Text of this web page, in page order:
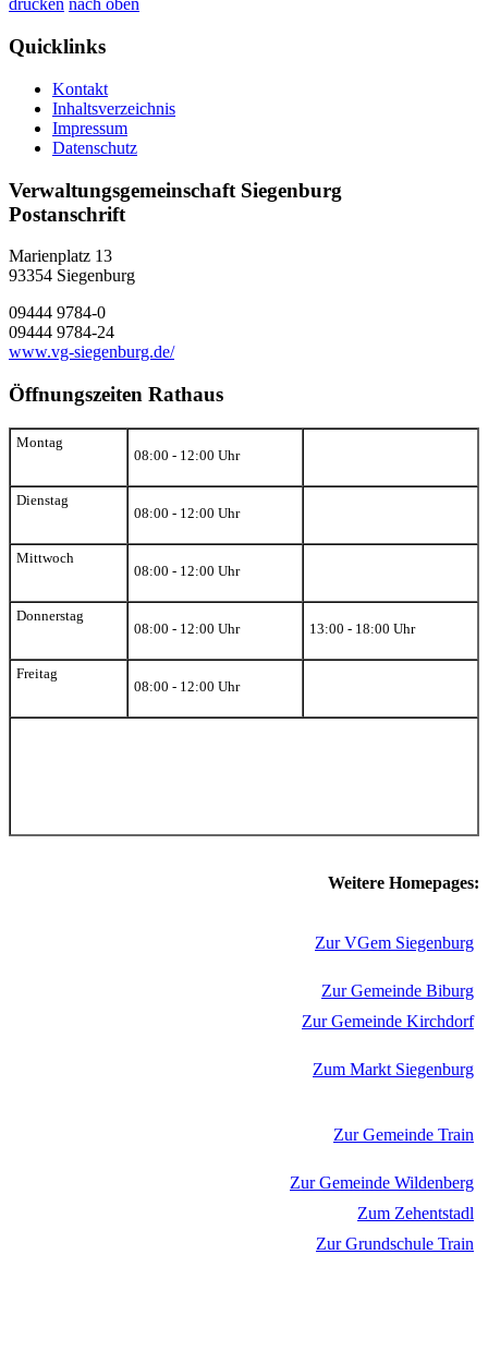
drucken nach oben
Quicklinks
Kontakt
Inhaltsverzeichnis
Impressum
Datenschutz
Verwaltungsgemeinschaft Siegenburg
Postanschrift
Marienplatz 13
93354 Siegenburg
09444 9784-0
09444 9784-24
www.vg-siegenburg.de/
Öffnungszeiten Rathaus
Montag
08:00 - 12:00 Uhr
Dienstag
08:00 - 12:00 Uhr
Mittwoch
08:00 - 12:00 Uhr
Donnerstag
08:00 - 12:00 Uhr
13:00 - 18:00 Uhr
Freitag
08:00 - 12:00 Uhr
Weitere Homepages:
Zur VGem Siegenburg
Zur Gemeinde Biburg
Zur Gemeinde Kirchdorf
Zum Markt Siegenburg
Zur Gemeinde Train
Zur Gemeinde Wildenberg
Zum Zehentstadl
Zur Grundschule Train